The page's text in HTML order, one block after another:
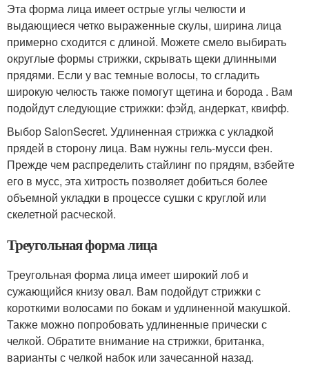
Эта форма лица имеет острые углы челюсти и
выдающиеся четко выраженные скулы, ширина лица
примерно сходится с длиной. Можете смело выбирать
округлые формы стрижки, скрывать щеки длинными
прядями. Если у вас темные волосы, то сгладить
широкую челюсть также помогут щетина и борода . Вам
подойдут следующие стрижки: фэйд, андеркат, квифф.
Выбор SalonSecret. Удлиненная стрижка с укладкой
прядей в сторону лица. Вам нужны гель-мусси фен.
Прежде чем распределить стайлинг по прядям, взбейте
его в мусс, эта хитрость позволяет добиться более
объемной укладки в процессе сушки с круглой или
скелетной расческой.
Треугольная форма лица
Треугольная форма лица имеет широкий лоб и
сужающийся книзу овал. Вам подойдут стрижки с
короткими волосами по бокам и удлиненной макушкой.
Также можно попробовать удлиненные прически с
челкой. Обратите внимание на стрижки, британка,
варианты с челкой набок или зачесанной назад.